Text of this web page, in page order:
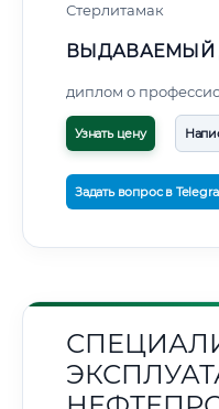
Стерлитамак
ВЫДАВАЕМЫЙ
диплом о
Узнать цену
Задать вопрос в